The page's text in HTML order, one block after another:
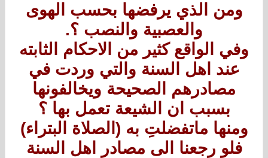
ومن الذي يرفضها بحسب الهوى
والعصبية والنصب ؟.
وفي الواقع كثير من الاحكام الثابته
عند اهل السنة والتي وردت في
مصادرهم الصحيحة ويخالفونها
بسبب ان الشيعة تعمل بها ؟
ومنها ماتفضلتِ به (الصلاة البتراء)
فلو رجعنا الى مصادر اهل السنة